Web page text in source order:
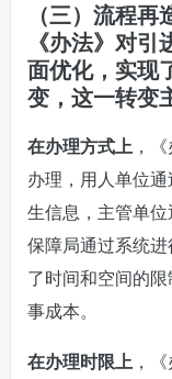
（三）流程
《办法》对
面优化，实现
变，这一转变
在办理方式上 ，
办理，用人单位
生信息，主管单
保障局通过系统
了时间和空间的
事成本。
在办理时限上 ，